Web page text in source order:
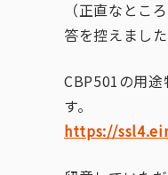
（正直なとこ
答を控えまし
CBP501の用
す。
https://